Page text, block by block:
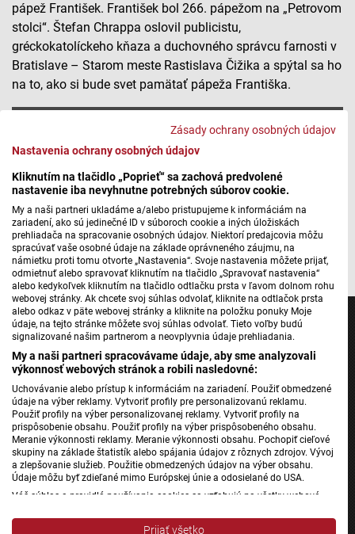
Zásady ochrany osobných údajov
Nastavenia ochrany osobných údajov
Kliknutím na tlačidlo „Poprieť“ sa zachová predvolené
nastavenie iba nevyhnutne potrebných súborov cookie.
My a naši partneri ukladáme a/alebo pristupujeme k informáciám na
zariadení, ako sú jedinečné ID v súboroch cookie a iných úložiskách
prehliadača na spracovanie osobných údajov. Niektorí predajcovia môžu
spracúvať vaše osobné údaje na základe oprávneného záujmu, na
námietku proti tomu otvorte „Nastavenia“. Svoje nastavenia môžete prijať,
odmietnuť alebo spravovať kliknutím na tlačidlo „Spravovať nastavenia“
alebo kedykoľvek kliknutím na tlačidlo odtlačku prsta v ľavom dolnom rohu
webovej stránky. Ak chcete svoj súhlas odvolať, kliknite na odtlačok prsta
alebo odkaz v päte webovej stránky a kliknite na položku ponuky Moje
údaje, na tejto stránke môžete svoj súhlas odvolať. Tieto voľby budú
signalizované našim partnerom a neovplyvnia údaje prehliadania.
My a naši partneri spracovávame údaje, aby sme analyzovali
výkonnosť webových stránok a robili nasledovné:
Uchovávanie alebo prístup k informáciám na zariadení. Použiť obmedzené
údaje na výber reklamy. Vytvoriť profily pre personalizovanú reklamu.
Použiť profily na výber personalizovanej reklamy. Vytvoriť profily na
prispôsobenie obsahu. Použiť profily na výber prispôsobeného obsahu.
Meranie výkonnosti reklamy. Meranie výkonnosti obsahu. Pochopiť cieľové
skupiny na základe štatistík alebo spájania údajov z rôznych zdrojov. Vývoj
a zlepšovanie služieb. Použitie obmedzených údajov na výber obsahu.
Údaje môžu byť zdieľané mimo Európskej únie a odosielané do USA.
Váš súhlas a pravidlá používania cookies sa vzťahujú na všetky webové
Stred, Rádio Regina Západ, Rádio Patria, Rádio Devín, RTVS, Hudobné
Prijať všetko
pápež František. František bol 266. pápežom na „Petrovom
stolci“. Štefan Chrappa oslovil publicistu,
gréckokatolíckeho kňaza a duchovného správcu farnosti v
Bratislave – Starom meste Rastislava Čižika a spýtal sa ho
na to, ako si bude svet pamätať pápeža Františka.
Máte problém s prehrávaním?Nahláste nám chybuv prehrávači.
Autor: Štefan Chrappa
Jednotka
Dvojka
24
Šport
Správy STVR
Podcasty